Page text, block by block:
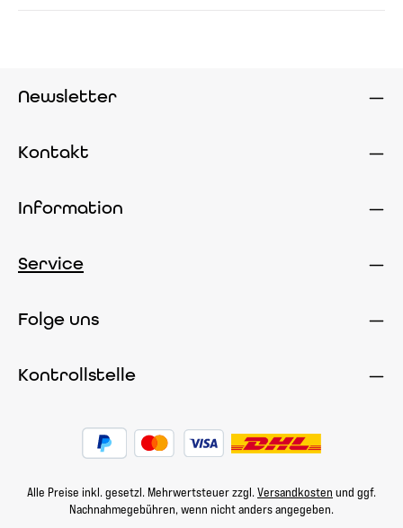
Newsletter
Kontakt
Information
Service
Folge uns
Kontrollstelle
Alle Preise inkl. gesetzl. Mehrwertsteuer zzgl. Versandkosten und ggf.
Nachnahmegebühren, wenn nicht anders angegeben.